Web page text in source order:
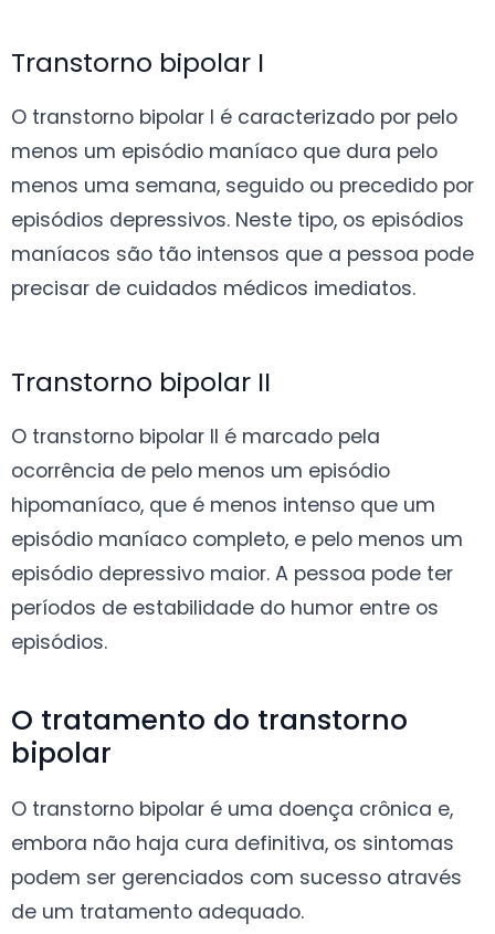
Transtorno bipolar I
O transtorno bipolar I é caracterizado por pelo
menos um episódio maníaco que dura pelo
menos uma semana, seguido ou precedido por
episódios depressivos. Neste tipo, os episódios
maníacos são tão intensos que a pessoa pode
precisar de cuidados médicos imediatos.
Transtorno bipolar II
O transtorno bipolar II é marcado pela
ocorrência de pelo menos um episódio
hipomaníaco, que é menos intenso que um
episódio maníaco completo, e pelo menos um
episódio depressivo maior. A pessoa pode ter
períodos de estabilidade do humor entre os
episódios.
O tratamento do transtorno
bipolar
O transtorno bipolar é uma doença crônica e,
embora não haja cura definitiva, os sintomas
podem ser gerenciados com sucesso através
de um tratamento adequado.